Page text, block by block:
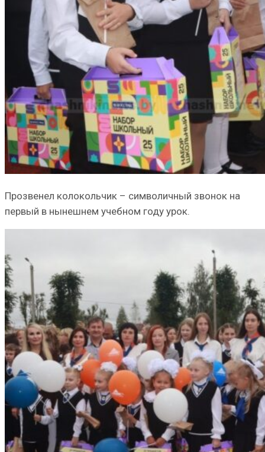
Прозвенел колокольчик – символичный звонок на
первый в нынешнем учебном году урок.